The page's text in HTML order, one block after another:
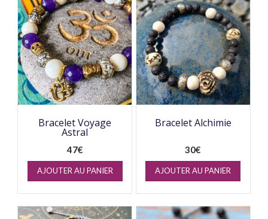
Bracelet Voyage
Astral
47€
AJOUTER AU PANIER
Bracelet Alchimie
30€
AJOUTER AU PANIER